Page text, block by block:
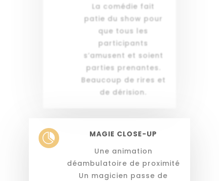
La comédie fait
patie du show pour
que tous les
participants
s’amusent et soient
parties prenantes.
Beaucoup de rires et
de dérision.

MAGIE CLOSE-UP
Une animation
déambulatoire de proximité
Un magicien passe de